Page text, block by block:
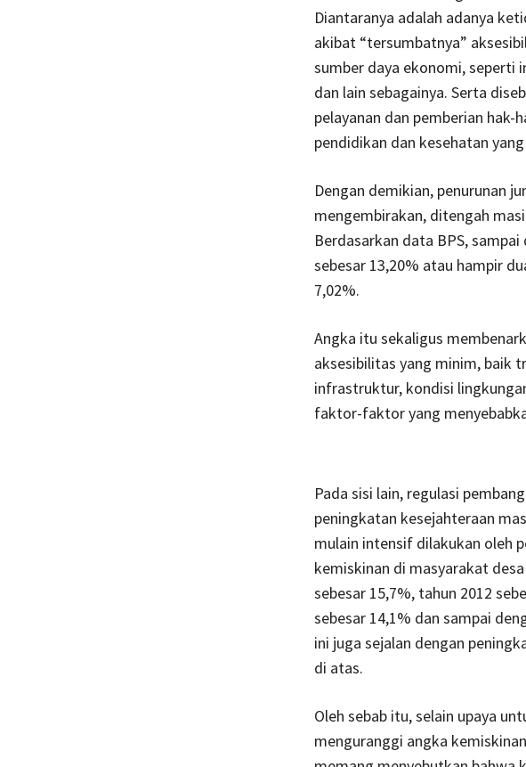
Diantaranya adalah adanya
akibat “tersumbatnya”
sumber daya ekonomi, seperti
dan lain sebagainya. Serta
pelayanan dan pemberian
pendidikan dan kesehatan
Dengan demikian, penurunan
mengembirakan, ditengah
Berdasarkan data BPS,
sebesar 13,20% atau hampir
7,02%.
Angka itu sekaligus
aksesibilitas yang minim, baik
infrastruktur, kondisi
faktor-faktor yang
Pada sisi lain, regulasi
peningkatan kesejahteraan
mulain intensif dilakukan oleh
kemiskinan di masyarakat
sebesar 15,7%, tahun 2012
sebesar 14,1% dan sampai
ini juga sejalan dengan
di atas.
Oleh sebab itu, selain upaya
menguranggi angka